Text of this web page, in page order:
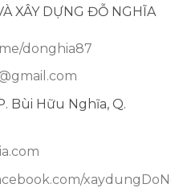
XÂY DỰNG ĐỖ NGHĨA
donghia87
Bùi Hữu Nghĩa, Q.